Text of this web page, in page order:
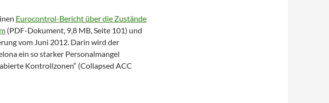
Eurocontrol-Bericht über die Zustände
(PDF-Dokument, 9,8 MB, Seite 101) und
vom Juni 2012. Darin wird der
ein so starker Personalmangel
Kontrollzonen“ (Collapsed ACC